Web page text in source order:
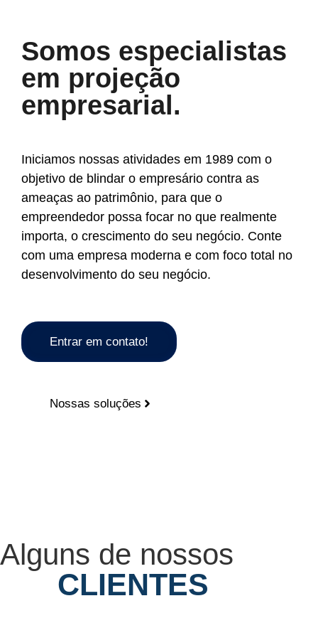
Somos especialistas
em projeção
empresarial.
Iniciamos nossas atividades em 1989 com o
objetivo de blindar o empresário contra as
ameaças ao patrimônio, para que o
empreendedor possa focar no que realmente
importa, o crescimento do seu negócio. Conte
com uma empresa moderna e com foco total no
desenvolvimento do seu negócio.
Entrar em contato!
Nossas soluções
Alguns de nossos
CLIENTES